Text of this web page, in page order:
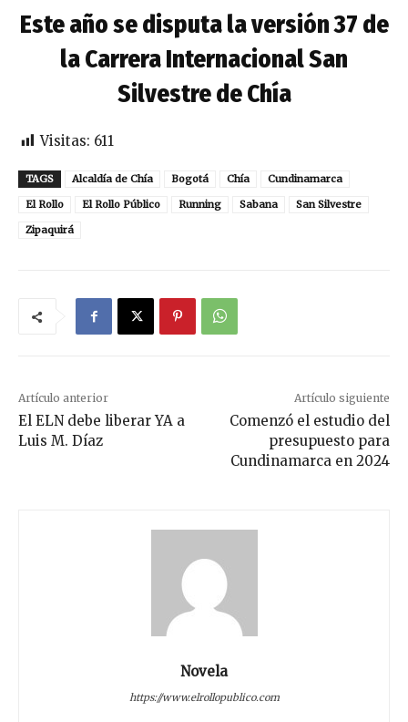
Este año se disputa la versión 37 de
la Carrera Internacional San
Silvestre de Chía
Visitas: 611
TAGS Alcaldía de Chía Bogotá Chía
Cundinamarca
El Rollo
El Rollo Público Running Sabana
San Silvestre
Zipaquirá
Artículo anterior
El ELN debe liberar YA a
Luis M. Díaz
Artículo siguiente
Comenzó el estudio del
presupuesto para
Cundinamarca en 2024
Novela
https://www.elrollopublico.com